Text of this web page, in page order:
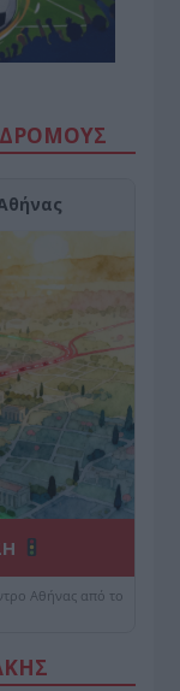
ΔΡΌΜΟΥΣ
Αθήνας από το